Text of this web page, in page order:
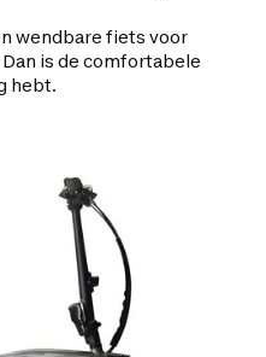
wendbare fiets voor
is de comfortabele
hebt.